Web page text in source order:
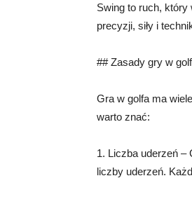
Swing to ruch, który
precyzji, siły i
## Zasady gry w
Gra w golfa ma
warto znać:
1. Liczba uderzeń –
liczby uderzeń.